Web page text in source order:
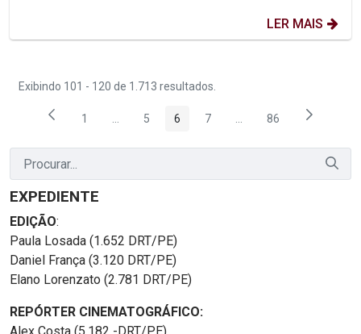
LER MAIS
Exibindo 101 - 120 de 1.713 resultados.
Página
1 Páginas intermediárias Usar ABA para navegar.
Página
5 Página
6 Página
7 Páginas intermediárias
Página
86
EXPEDIENTE
EDIÇÃO:
Paula Losada (1.652 DRT/PE)
Daniel França (3.120 DRT/PE)
Elano Lorenzato (2.781 DRT/PE)
REPÓRTER CINEMATOGRÁFICO: